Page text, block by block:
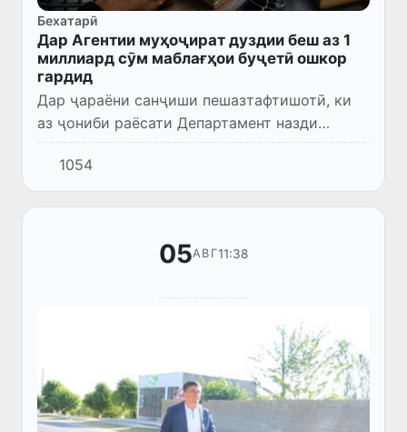
Бехатарӣ
Дар Агентии муҳоҷират дуздии беш аз 1
миллиард сӯм маблағҳои буҷетӣ ошкор
гардид
Дар ҷараёни санҷиши пешазтафтишотӣ, ки
аз ҷониби раёсати Департамент назди
Прокуратураи генералӣ дар шаҳри Тошканд
гузаронида шуд, муайян гардид, ки шахсони
масъули Агентии муҳоҷир...
1054
05АВГ11:38